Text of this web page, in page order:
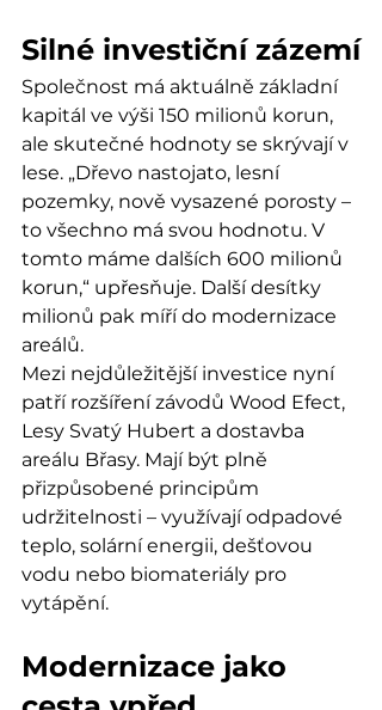
Silné investiční zázemí
Společnost má aktuálně základní
kapitál ve výši 150 milionů korun,
ale skutečné hodnoty se skrývají v
lese. „Dřevo nastojato, lesní
pozemky, nově vysazené porosty –
to všechno má svou hodnotu. V
tomto máme dalších 600 milionů
korun,“ upřesňuje. Další desítky
milionů pak míří do modernizace
areálů.
Mezi nejdůležitější investice nyní
patří rozšíření závodů Wood Efect,
Lesy Svatý Hubert a dostavba
areálu Břasy. Mají být plně
přizpůsobené principům
udržitelnosti – využívají odpadové
teplo, solární energii, dešťovou
vodu nebo biomateriály pro
vytápění.
Modernizace jako